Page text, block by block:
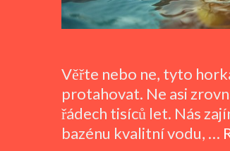
Věřte nebo ne, tyto
protahovat. Ne asi
řádech tisíců let. Nás
bazénu kvalitní vodu, …